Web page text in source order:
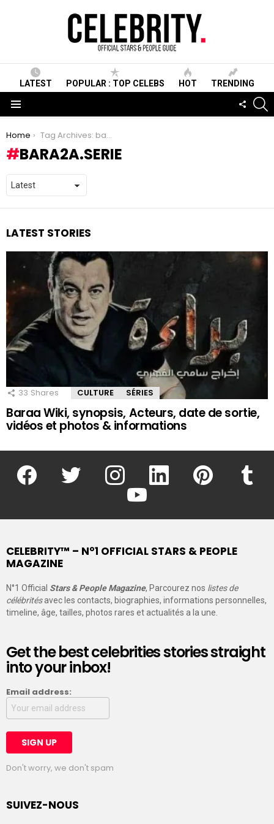
LATEST POPULAR : TOP CELEBS HOT TRENDING
You are here:
Home Tag Archives: bara2a.serie
BARA2A.SERIE
LATEST STORIES
33 Shares CULTURE SÉRIES
Baraa Wiki, synopsis, Acteurs, date de sortie,
vidéos et photos & informations
facebook twitter instagram linkedin pinterest
youtube
CELEBRITY™ – N°1 OFFICIAL STARS & PEOPLE
MAGAZINE
N°1 Official Stars & People Magazine, Parcourez nos listes de
célébritésavec les contacts, biographies, informations personnelles,
timeline, âge, tailles, photos rares et actualités a la une.
Get the best celebrities stories straight
into your inbox!
Email address:
Don't worry, we don't spam
SUIVEZ-NOUS